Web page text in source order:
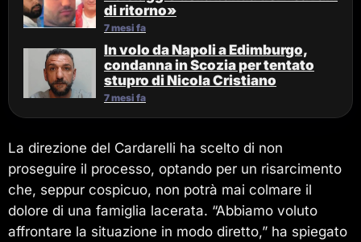
di ritorno»
7 mesi fa
In volo da Napoli a Edimburgo,
condanna in Scozia per tentato
stupro di Nicola Cristiano
7 mesi fa
La direzione del Cardarelli ha scelto di non
proseguire il processo, optando per un risarcimento
che, seppur cospicuo, non potrà mai colmare il
dolore di una famiglia lacerata. “Abbiamo voluto
affrontare la situazione in modo diretto,” ha spiegato